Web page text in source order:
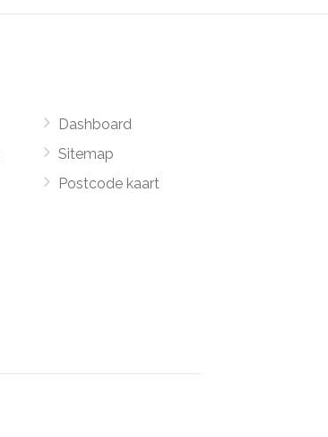
Dashboard
Sitemap
Postcode kaart